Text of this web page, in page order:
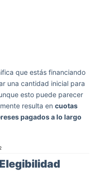
que estás financiando
una cantidad inicial para
esto puede parecer
resulta en cuotas
pagados a lo largo